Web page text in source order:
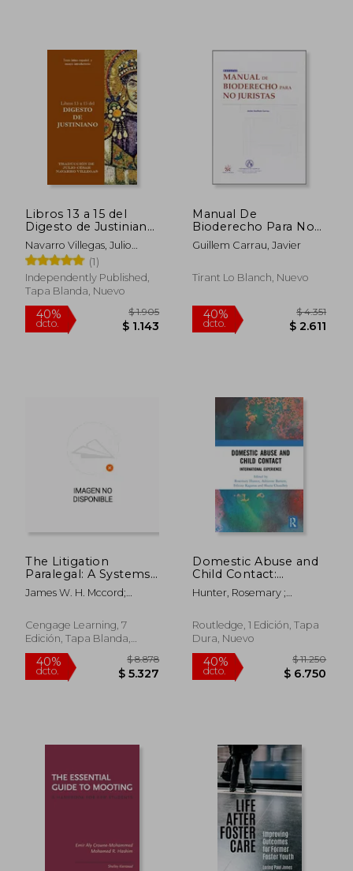
50%
$ 2.432
40%
Libros 13 a 15 del
Digesto de Justiniano:
Texto latino-español
y ensayo
introductorio
Navarro Villegas, Julio
César ; Navarro Villegas,
Julio César
(1)
Independently Published,
Tapa Blanda, Nuevo
Manual De
Bioderecho Para No
Juristas
Guillem Carrau, Javier
Tirant Lo Blanch, Nuevo
40%
dcto.
The Litigation
Paralegal: A Systems
Approach (en Inglés)
James W. H. Mccord;
Cengage Learning, 7
Edición, Tapa Blanda,
Nuevo
Domestic Abuse and
Child Contact:
International
Experience (en
Hunter, Rosemary ;
Kaganas, Felicity
Routledge, 1 Edición, Tapa
Dura, Nuevo